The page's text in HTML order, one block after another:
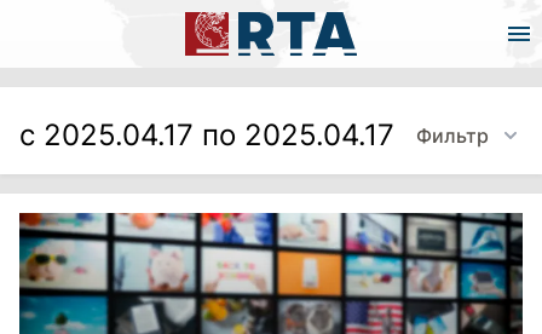
с 2025.04.17 по 2025.04.17 Фильтр